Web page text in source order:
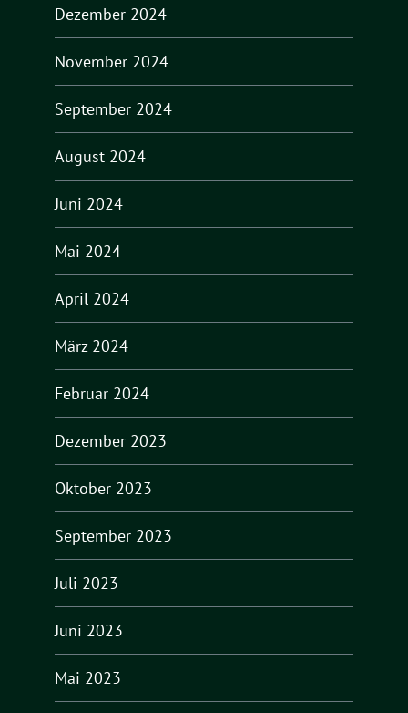
Dezember 2024
November 2024
September 2024
August 2024
Juni 2024
Mai 2024
April 2024
März 2024
Februar 2024
Dezember 2023
Oktober 2023
September 2023
Juli 2023
Juni 2023
Mai 2023